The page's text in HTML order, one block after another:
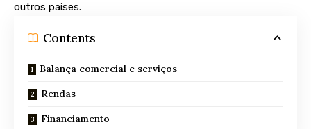
outros países.
Contents
Balança comercial e serviços
Rendas
Financiamento